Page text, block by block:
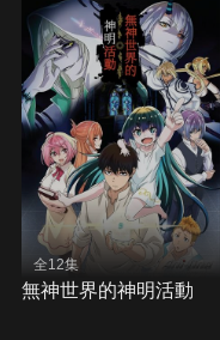
全12集
無神世界的神明活動